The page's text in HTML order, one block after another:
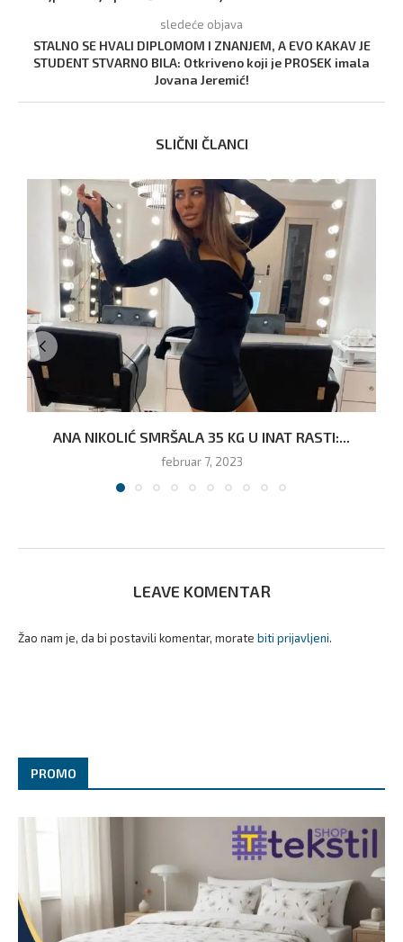
sledeće objava
STALNO SE HVALI DIPLOMOM I ZNANJEM, A EVO KAKAV JE
STUDENT STVARNO BILA: Otkriveno koji je PROSEK imala
Jovana Jeremić!
SLIČNI ČLANCI
ANA NIKOLIĆ SMRŠALA 35 KG U INAT RASTI:...
februar 7, 2023
LEAVE KOMENTAR
Žao nam je, da bi postavili komentar, morate biti prijavljeni.
PROMO